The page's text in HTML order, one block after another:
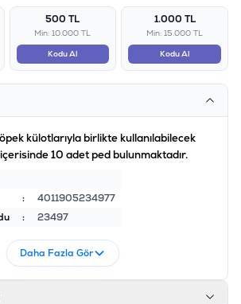
500 TL
Min: 10.000 TL
Kodu Al
1.000 TL
Min: 15.000 TL
Kodu Al
külotlarıyla birlikte kullanılabilecek
10 adet ped bulunmaktadır.
:
4011905234977
: 23497
Daha Fazla Gör